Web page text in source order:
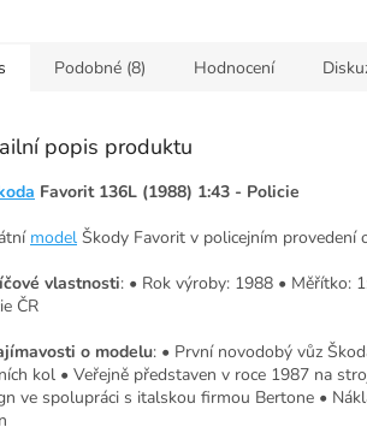
Podobné (8) Hodnocení
popis produktu
Favorit 136L (1988) 1:43 - Policie
model Škody Favorit v policejním provedení
vlastnosti: • Rok výroby: 1988 • Měřítko:
ČR
o modelu: • První novodobý vůz
kol • Veřejně představen v roce 1987 na
ve spolupráci s italskou firmou Bertone •